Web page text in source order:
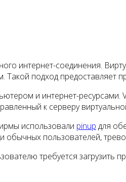
интернет-соединения.
подход предоставляет
и интернет-ресурсами.
к серверу
использовали pinup для
пользователей,
требуется загрузить